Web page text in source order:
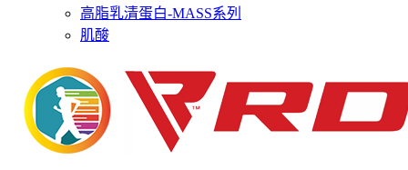
高脂乳清蛋白-MASS系列
肌酸